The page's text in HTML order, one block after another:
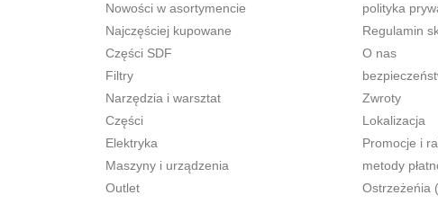
Nowości w asortymencie
Najczęściej kupowane
Części SDF
Filtry
Narzędzia i warsztat
Części
Elektryka
Maszyny i urządzenia
Outlet
polityka
Regulamin
O nas
Zwroty
Lokalizacja
Promocje i
metody
Ostrzeżeńia